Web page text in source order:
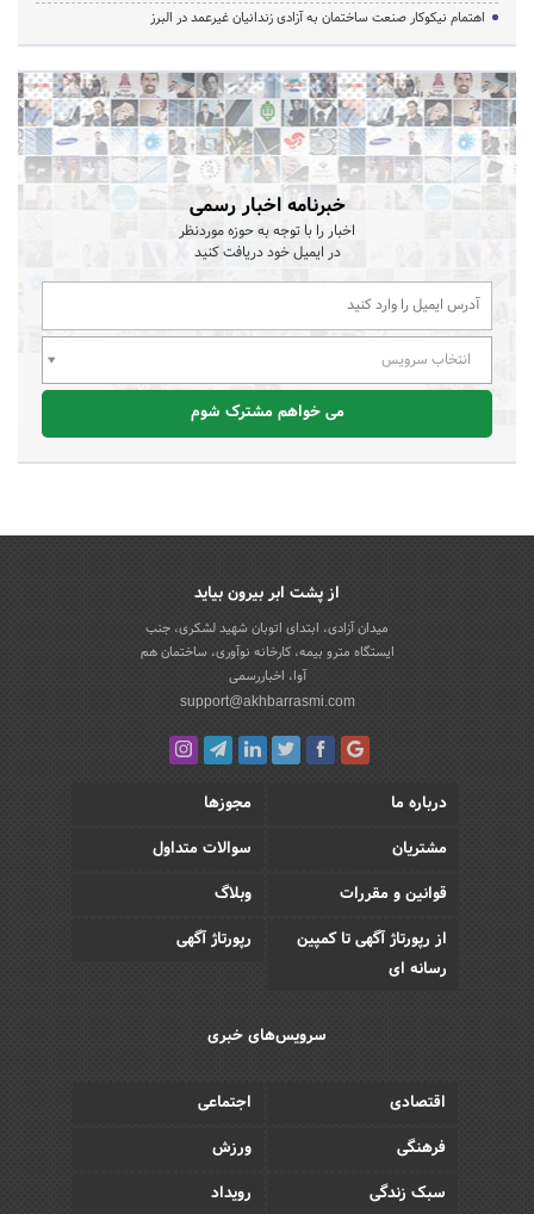
اهتمام نیکوکار صنعت ساختمان به آزادی زندانیان غیرعمد در البرز
خبرنامه اخبار رسمی
اخبار را با توجه به حوزه موردنظر
در ایمیل خود دریافت کنید
انتخاب سرویس
می خواهم مشترک شوم
از پشت ابر بیرون بیاید
میدان آزادی، ابتدای اتوبان شهید لشکری، جنب
ایستگاه مترو بیمه، کارخانه نوآوری، ساختمان هم
آوا، اخباررسمی
support@akhbarrasmi.com
درباره ما
مجوزها
مشتریان
سوالات متداول
قوانین و مقررات
وبلاگ
از رپورتاژ آگهی تا کمپین
رسانه ای
رپورتاژ آگهی
سرویس‌های خبری
اقتصادی
اجتماعی
فرهنگی
ورزش
سبک زندگی
رویداد